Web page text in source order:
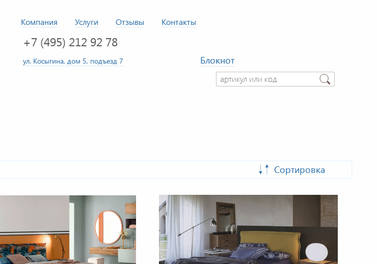
Компания Услуги Отзывы Контакты
+7 (495) 212 92 78
ул. Косыгина, дом 5, подъезд 7
Блокнот
Сортировка